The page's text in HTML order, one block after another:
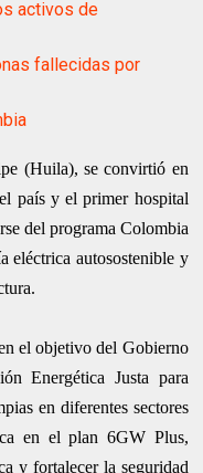
activos de
fallecidas por
(Huila), se convirtió en
país y el primer hospital
del programa Colombia
eléctrica autosostenible y
el objetivo del Gobierno
Energética Justa para
en diferentes sectores
en el plan 6GW Plus,
y fortalecer la seguridad